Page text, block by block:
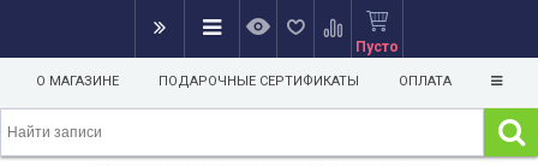
Пусто
О МАГАЗИНЕ ПОДАРОЧНЫЕ СЕРТИФИКАТЫ ОПЛАТА